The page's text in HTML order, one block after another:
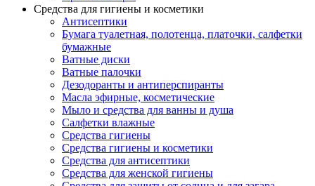
Средства для гигиены и косметики
Антисептики
Бумага туалетная, полотенца, платочки, салфетки
бумажные
Ватные диски
Ватные палочки
Дезодоранты и антиперспиранты
Масла эфирные, косметические
Мыло и средства для ванны и душа
Салфетки влажные
Средства гигиены
Средства гигиены и косметики
Средства для антисептики
Средства для женской гигиены